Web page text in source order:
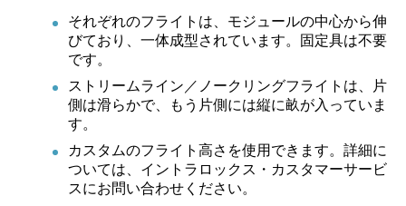
それぞれのフライトは、モジュールの中心から伸
びており、一体成型されています。固定具は不要
です。
ストリームライン／ノークリングフライトは、片
側は滑らかで、もう片側には縦に畝が入っていま
す。
カスタムのフライト高さを使用できます。詳細に
ついては、イントラロックス・カスタマーサービ
スにお問い合わせください。